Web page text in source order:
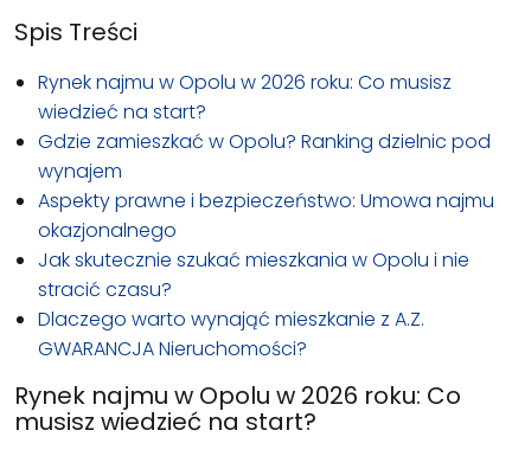
Spis Treści
Rynek najmu w Opolu w 2026 roku: Co musisz
wiedzieć na start?
Gdzie zamieszkać w Opolu? Ranking dzielnic pod
wynajem
Aspekty prawne i bezpieczeństwo: Umowa najmu
okazjonalnego
Jak skutecznie szukać mieszkania w Opolu i nie
stracić czasu?
Dlaczego warto wynająć mieszkanie z A.Z.
GWARANCJA Nieruchomości?
Rynek najmu w Opolu w 2026 roku: Co
musisz wiedzieć na start?